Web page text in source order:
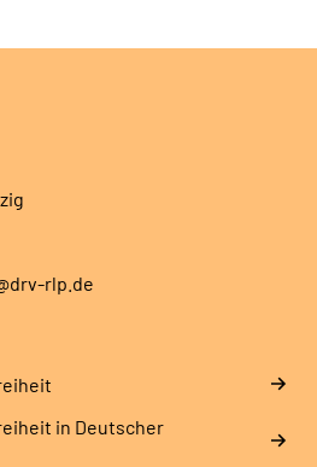
rlp.de
in Deutscher